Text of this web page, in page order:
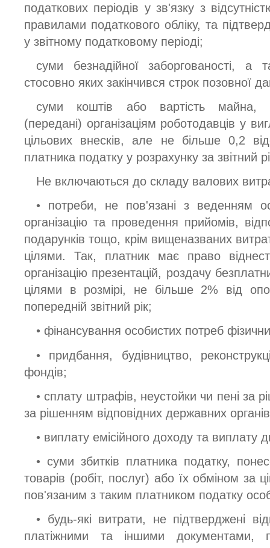
податкових періодів у зв'язку з
правилами податкового обліку, та
у звітному податковому періоді;
суми безнадійної заборгованості, а
стосовно яких закінчився строк позовної
суми коштів або вартість майна,
(передані) організаціям роботодавців у
цільових внесків, але не більше 0,2
платника податку у розрахунку за звітний
Не включаються до складу валових
• потреби, не пов'язані з веденням
організацію та проведення прийомів,
подарунків тощо, крім вищеназваних
цілями. Так, платник має право
організацію презентацій, роздачу
цілями в розмірі, не більше 2% від
попередній звітний рік;
• фінансування особистих потреб
• придбання, будівництво,
фондів;
• сплату штрафів, неустойки чи пені за
за рішенням відповідних державних
• виплату емісійного доходу та виплату
• суми збитків платника податку,
товарів (робіт, послуг) або їх обміном за
пов'язаним з таким платником податку
• будь-які витрати, не підтверджені
платіжними та іншими документами,